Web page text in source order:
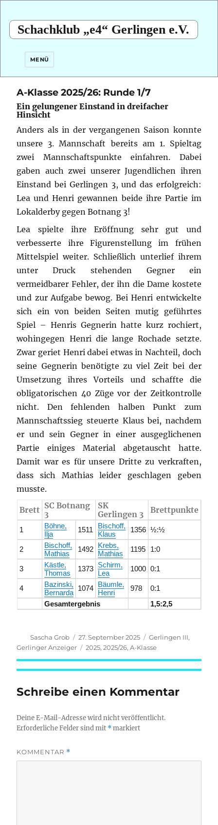
Schachklub „e4“ Gerlingen e.V.
MENÜ
A-Klasse 2025/26: Runde 1/7
Ein gelungener Einstand in dreifacher
Hinsicht
Anders als in der vergangenen Saison konnte
unsere 3. Mannschaft bereits am 1. Spieltag
zwei Mannschaftspunkte einfahren. Dabei
gaben auch zwei unserer Jugendlichen ihren
Einstand bei Gerlingen 3, und das erfolgreich:
Lea und Henri gewannen beide ihre Partie im
Lokalderby gegen Botnang 3!
Lea spielte ihre Eröffnung sehr gut und
verbesserte ihre Figurenstellung im frühen
Mittelspiel weiter. Schließlich unterlief ihrem
unter Druck stehenden Gegner ein
vermeidbarer Fehler, der ihn die Dame kostete
und zur Aufgabe bewog. Bei Henri entwickelte
sich ein von beiden Seiten mutig geführtes
Spiel – Henris Gegnerin hatte kurz rochiert,
wohingegen Henri die lange Rochade setzte.
Zwar geriet Henri dabei etwas in Nachteil, doch
seine Gegnerin benötigte zu viel Zeit bei der
Umsetzung ihres Vorteils und schaffte die
obligatorischen 40 Züge vor der Zeitkontrolle
nicht. Den fehlenden halben Punkt zum
Mannschaftssieg steuerte Klaus bei, nachdem
er und sein Gegner in einer ausgeglichenen
Partie einiges Material abgetauscht hatte.
Damit war es für unsere Dritte zu verkraften,
dass sich Mathias leider geschlagen geben
musste.
Brett SC Botnang
3
SK
Gerlingen 3
Brettpunkte
1
Böhne,
Ilja
1511
Bischoff,
Klaus
1356 ½:½
2
Bischoff,
Mathias
1492
Krebs,
Mathias
1195 1:0
3
Kästle,
Thomas
1373
Schirm,
Lea
1000 0:1
4
Bazinski,
Bernarda
1074
Bäumle,
Henri
978
0:1
Gesamtergebnis
1,5:2,5
Autor
Sascha Grob
Veröffentlicht
am
27. September 2025 Kategorien
Gerlingen III,
Gerlinger Anzeiger
Schlagwörter
2025,2025/26,A-Klasse
Schreibe einen Kommentar
Deine E-Mail-Adresse wird nicht veröffentlicht.
Erforderliche Felder sind mit *markiert
KOMMENTAR *